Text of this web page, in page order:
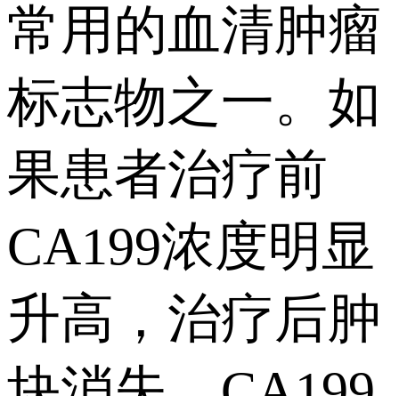
常用的血清肿瘤
标志物之一。如
果患者治疗前
CA199浓度明显
升高，治疗后肿